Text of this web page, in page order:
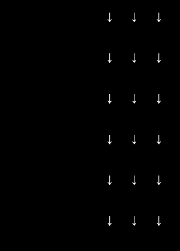
↓ ↓ ↓
↓ ↓ ↓
↓ ↓ ↓
↓ ↓ ↓
↓ ↓ ↓
↓ ↓ ↓